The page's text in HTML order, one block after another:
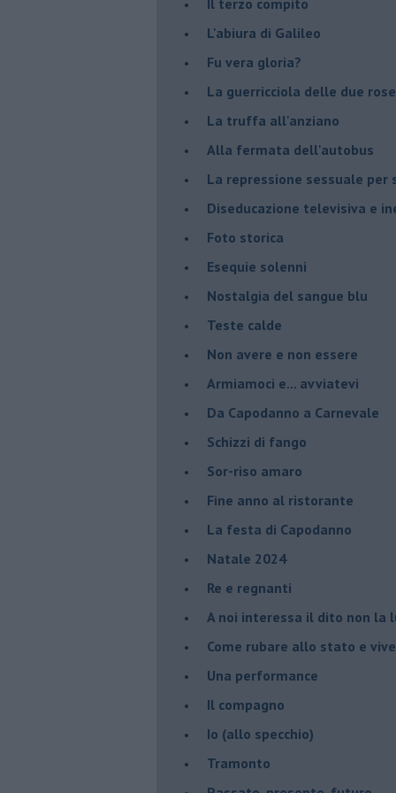
L'abiura di Galileo
Fu vera gloria?
La guerricciola delle due rose
La truffa all'anziano
Alla fermata dell'autobus
La repressione sessuale per
Diseducazione televisiva e
Foto storica
Esequie solenni
Nostalgia del sangue blu
Teste calde
Non avere e non essere
Armiamoci e... avviatevi
Da Capodanno a Carnevale
Schizzi di fango
Sor-riso amaro
Fine anno al ristorante
La festa di Capodanno
Natale 2024
Re e regnanti
A noi interessa il dito non la
Come rubare allo stato e
Una performance
Il compagno
​Io (allo specchio)
Tramonto